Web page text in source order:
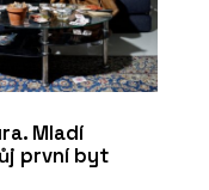
Mladí
první byt